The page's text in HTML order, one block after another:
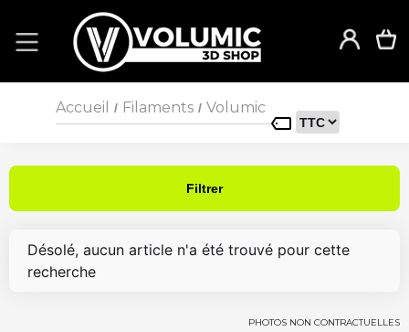
Accueil / Filaments / Volumic
Filtrer
Désolé, aucun article n'a été trouvé pour cette
recherche
PHOTOS NON CONTRACTUELLES